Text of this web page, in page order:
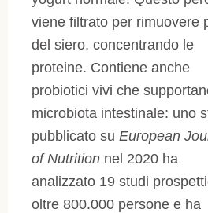
viene filtrato per rimuovere
del siero, concentrando le
proteine. Contiene anche
probiotici vivi che
microbiota intestinale: uno
pubblicato su European
of Nutrition nel 2020 ha
analizzato 19 studi
oltre 800.000 persone e ha